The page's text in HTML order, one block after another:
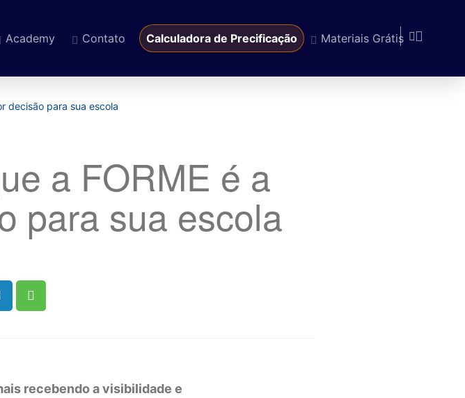
Academy Contato Calculadora de Precificação Materiais Grátis
decisão para sua escola
a FORME é a
para sua escola
recebendo a visibilidade e